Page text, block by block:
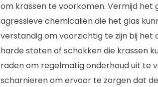
om krassen te voorkomen. Vermijd
agressieve chemicaliën die het glas
verstandig om voorzichtig te zijn bij het
harde stoten of schokken die krassen
raden om regelmatig onderhoud uit te
scharnieren om ervoor te zorgen dat